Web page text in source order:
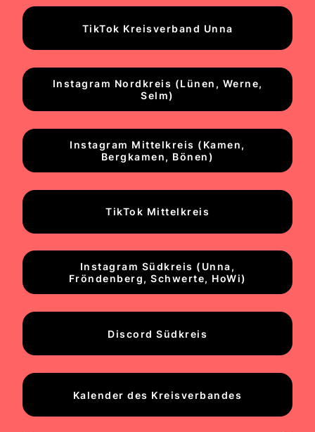
TikTok Kreisverband Unna
Instagram Nordkreis (Lünen, Werne,
Selm)
Instagram Mittelkreis (Kamen,
Bergkamen, Bönen)
TikTok Mittelkreis
Instagram Südkreis (Unna,
Fröndenberg, Schwerte, HoWi)
Discord Südkreis
Kalender des Kreisverbandes